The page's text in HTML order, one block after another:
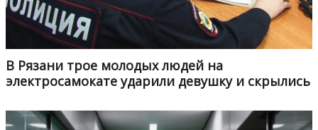
В Рязани трое молодых людей на
электросамокате ударили девушку и скрылись